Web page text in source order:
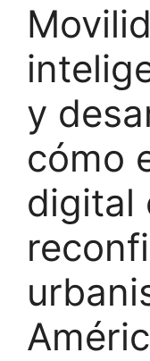
y
cómo
digital